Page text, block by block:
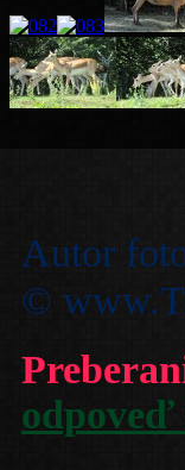
Autor
©
odpoveď